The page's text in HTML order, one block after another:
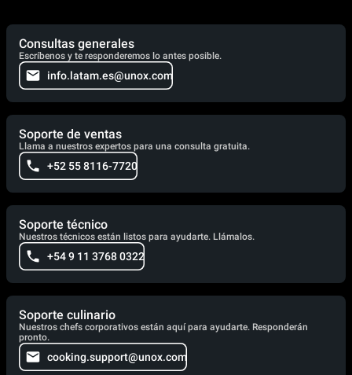
Consultas generales
Escríbenos y te responderemos lo antes posible.
info.latam.es@unox.com
Soporte de ventas
Llama a nuestros expertos para una consulta gratuita.
+52 55 8116-7720
Soporte técnico
Nuestros técnicos están listos para ayudarte. Llámalos.
+54 9 11 3768 0322
Soporte culinario
Nuestros chefs corporativos están aquí para ayudarte. Responderán
pronto.
cooking.support@unox.com